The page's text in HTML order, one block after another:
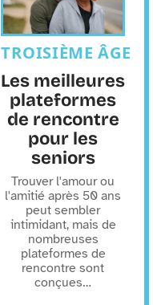
TROISIÈME ÂGE
Les meilleures
plateformes
de rencontre
pour les
seniors
Trouver l'amour ou
l'amitié après 50 ans
peut sembler
intimidant, mais de
nombreuses
plateformes de
rencontre sont
conçues…